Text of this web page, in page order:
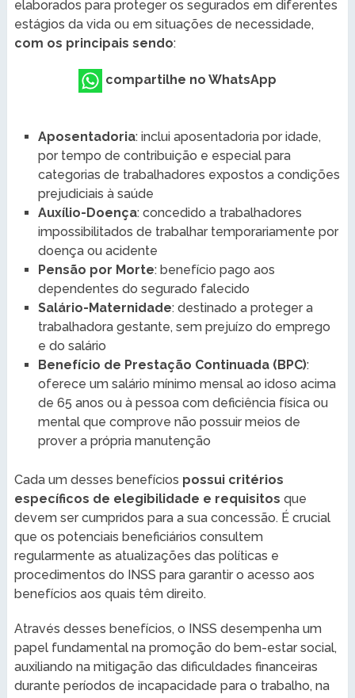
elaborados para proteger os segurados em diferentes
estágios da vida ou em situações de necessidade,
com os principais sendo:
compartilhe no WhatsApp
Aposentadoria: inclui aposentadoria por idade,
por tempo de contribuição e especial para
categorias de trabalhadores expostos a condições
prejudiciais à saúde
Auxílio-Doença: concedido a trabalhadores
impossibilitados de trabalhar temporariamente por
doença ou acidente
Pensão por Morte: benefício pago aos
dependentes do segurado falecido
Salário-Maternidade: destinado a proteger a
trabalhadora gestante, sem prejuízo do emprego
e do salário
Benefício de Prestação Continuada (BPC):
oferece um salário mínimo mensal ao idoso acima
de 65 anos ou à pessoa com deficiência física ou
mental que comprove não possuir meios de
prover a própria manutenção
Cada um desses benefícios possui critérios
específicos de elegibilidade e requisitos que
devem ser cumpridos para a sua concessão. É crucial
que os potenciais beneficiários consultem
regularmente as atualizações das políticas e
procedimentos do INSS para garantir o acesso aos
benefícios aos quais têm direito.
Através desses benefícios, o INSS desempenha um
papel fundamental na promoção do bem-estar social,
auxiliando na mitigação das dificuldades financeiras
durante períodos de incapacidade para o trabalho, na